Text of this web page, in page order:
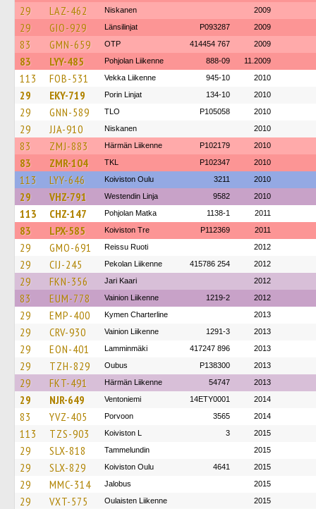
29 LAZ-462 Niskanen 2009
29 GIO-929 Länsilinjat P093287 2009
83 GMN-659 OTP 414454 767 2009
83 LYY-485 Pohjolan Liikenne 888-09 11.2009
113 FOB-531 Vekka Liikenne 945-10 2010
29 EKY-719 Porin Linjat 134-10 2010
29 GNN-589 TLO P105058 2010
29 JJA-910 Niskanen 2010
83 ZMJ-883 Härmän Liikenne P102179 2010
83 ZMR-104 TKL P102347 2010
113 LYY-646 Koiviston Oulu 3211 2010
29 VHZ-791 Westendin Linja 9582 2010
113 CHZ-147 Pohjolan Matka 1138-1 2011
83 LPX-585 Koiviston Tre P112369 2011
29 GMO-691 Reissu Ruoti 2012
29 CIJ-245 Pekolan Liikenne 415786 254 2012
29 FKN-356 Jari Kaari 2012
83 EUM-778 Vainion Liikenne 1219-2 2012
29 EMP-400 Kymen Charterline 2013
29 CRV-930 Vainion Liikenne 1291-3 2013
29 EON-401 Lamminmäki 417247 896 2013
29 TZH-829 Oubus P138300 2013
29 FKT-491 Härmän Liikenne 54747 2013
29 NJR-649 Ventoniemi 14ETY0001 2014
83 YVZ-405 Porvoon 3565 2014
113 TZS-903 Koiviston L 3 2015
29 SLX-818 Tammelundin 2015
29 SLX-829 Koiviston Oulu 4641 2015
29 MMC-314 Jalobus 2015
29 VXT-575 Oulaisten Liikenne 2015